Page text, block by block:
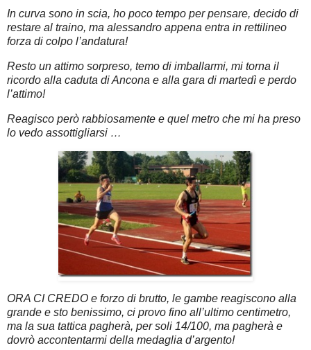
In curva sono in scia, ho poco tempo per pensare, decido di
restare al traino, ma alessandro appena entra in rettilineo
forza di colpo l’andatura!
Resto un attimo sorpreso, temo di imballarmi, mi torna il
ricordo alla caduta di Ancona e alla gara di martedì e perdo
l’attimo!
Reagisco però rabbiosamente e quel metro che mi ha preso
lo vedo assottigliarsi …
ORA CI CREDO e forzo di brutto, le gambe reagiscono alla
grande e sto benissimo, ci provo fino all’ultimo centimetro,
ma la sua tattica pagherà, per soli 14/100, ma pagherà e
dovrò accontentarmi della medaglia d’argento!